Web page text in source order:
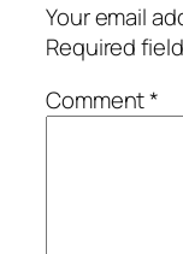
Your email
Required
Comment*